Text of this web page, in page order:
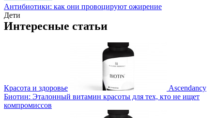
Антибиотики: как они провоцируют ожирение
Дети
Интересные статьи
Красота и здоровье
Ascendancy
Биотин: Эталонный витамин красоты для тех, кто не ищет
компромиссов